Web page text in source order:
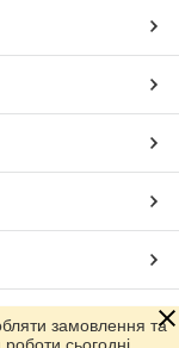
замовлення та